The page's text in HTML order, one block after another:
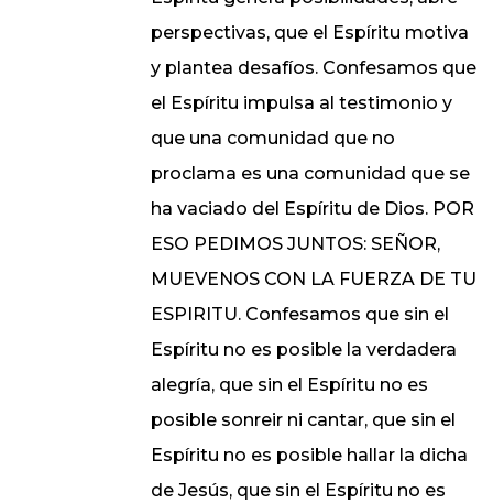
perspectivas, que el Espíritu motiva
y plantea desafíos. Confesamos que
el Espíritu impulsa al testimonio y
que una comunidad que no
proclama es una comunidad que se
ha vaciado del Espíritu de Dios. POR
ESO PEDIMOS JUNTOS: SEÑOR,
MUEVENOS CON LA FUERZA DE TU
ESPIRITU. Confesamos que sin el
Espíritu no es posible la verdadera
alegría, que sin el Espíritu no es
posible sonreir ni cantar, que sin el
Espíritu no es posible hallar la dicha
de Jesús, que sin el Espíritu no es